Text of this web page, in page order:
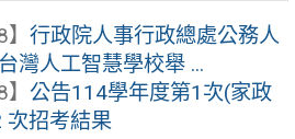
行政院人事行政總處公務人
灣人工智慧學校舉 ...
公告114學年度第1次(家政
次招考結果